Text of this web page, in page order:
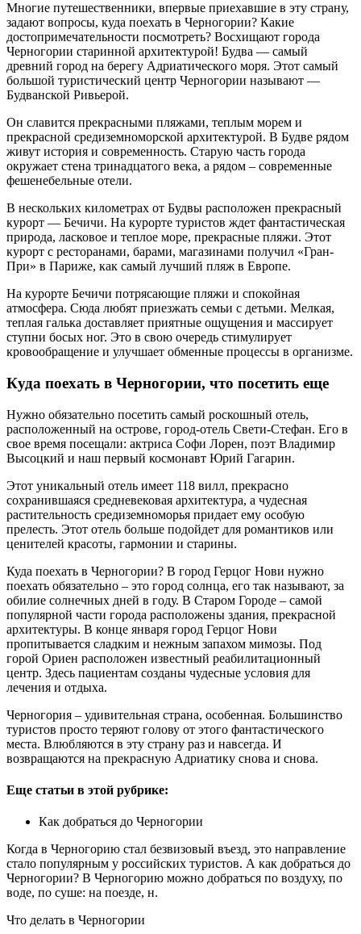
Многие путешественники, впервые приехавшие в эту страну,
задают вопросы, куда поехать в Черногории? Какие
достопримечательности посмотреть? Восхищают города
Черногории старинной архитектурой! Будва — самый
древний город на берегу Адриатического моря. Этот самый
большой туристический центр Черногории называют —
Будванской Ривьерой.
Он славится прекрасными пляжами, теплым морем и
прекрасной средиземноморской архитектурой. В Будве рядом
живут история и современность. Старую часть города
окружает стена тринадцатого века, а рядом – современные
фешенебельные отели.
В нескольких километрах от Будвы расположен прекрасный
курорт — Бечичи. На курорте туристов ждет фантастическая
природа, ласковое и теплое море, прекрасные пляжи. Этот
курорт с ресторанами, барами, магазинами получил «Гран-
При» в Париже, как самый лучший пляж в Европе.
На курорте Бечичи потрясающие пляжи и спокойная
атмосфера. Сюда любят приезжать семьи с детьми. Мелкая,
теплая галька доставляет приятные ощущения и массирует
ступни босых ног. Это в свою очередь стимулирует
кровообращение и улучшает обменные процессы в организме.
Куда поехать в Черногории, что посетить еще
Нужно обязательно посетить самый роскошный отель,
расположенный на острове, город-отель Свети-Стефан. Его в
свое время посещали: актриса Софи Лорен, поэт Владимир
Высоцкий и наш первый космонавт Юрий Гагарин.
Этот уникальный отель имеет 118 вилл, прекрасно
сохранившаяся средневековая архитектура, а чудесная
растительность средиземноморья придает ему особую
прелесть. Этот отель больше подойдет для романтиков или
ценителей красоты, гармонии и старины.
Куда поехать в Черногории? В город Герцог Нови нужно
поехать обязательно – это город солнца, его так называют, за
обилие солнечных дней в году. В Старом Городе – самой
популярной части города расположены здания, прекрасной
архитектуры. В конце января город Герцог Нови
пропитывается сладким и нежным запахом мимозы. Под
горой Ориен расположен известный реабилитационный
центр. Здесь пациентам созданы чудесные условия для
лечения и отдыха.
Черногория – удивительная страна, особенная. Большинство
туристов просто теряют голову от этого фантастического
места. Влюбляются в эту страну раз и навсегда. И
возвращаются на прекрасную Адриатику снова и снова.
Еще статьи в этой рубрике:
Как добраться до Черногории
Когда в Черногорию стал безвизовый въезд, это направление
стало популярным у российских туристов. А как добраться до
Черногории? В Черногорию можно добраться по воздуху, по
воде, по суше: на поезде, н.
Что делать в Черногории